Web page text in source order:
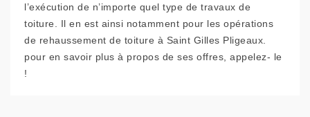
l’exécution de n’importe quel type de travaux de
toiture. Il en est ainsi notamment pour les opérations
de rehaussement de toiture à Saint Gilles Pligeaux.
pour en savoir plus à propos de ses offres, appelez- le
!